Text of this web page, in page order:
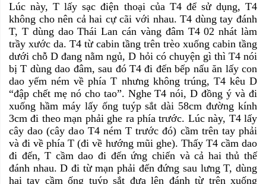
Lúc này, T lấy sạc điện thoại của T4 để sử dụng, T4
không cho nên cả hai cự cãi với nhau. T4 dùng tay đánh
T, T dùng dao Thái Lan cán vàng đâm T4 02 nhát làm
trầy xước da. T4 từ cabin tầng trên trèo xuống cabin tầng
dưới chỗ D đang nằm ngủ, D hỏi có chuyện gì thì T4 nói
bị T dùng dao đâm, sau đó T4 đi đến bếp nấu ăn lấy con
dao yếm ném về phía T nhưng không trúng, T4 kêu D
“đập chết mẹ nó cho tao”. Nghe T4 nói, D đồng ý và đi
xuống hầm máy lấy ống tuýp sắt dài 58cm đường kính
3cm đi theo mạn phải ghe ra phía trước. Lúc này, T4 lấy
cây dao (cây dao T4 ném T trước đó) cầm trên tay phải
và đi về phía T (đi về hướng mũi ghe). Thấy T4 cầm dao
đi đến, T cầm dao đi đến ứng chiến và cả hai thủ thế
đánh nhau. D đi từ mạn phải đến đứng sau lưng T, dùng
hai tay cầm ống tuýp sắt đưa lên đánh từ trên xuống